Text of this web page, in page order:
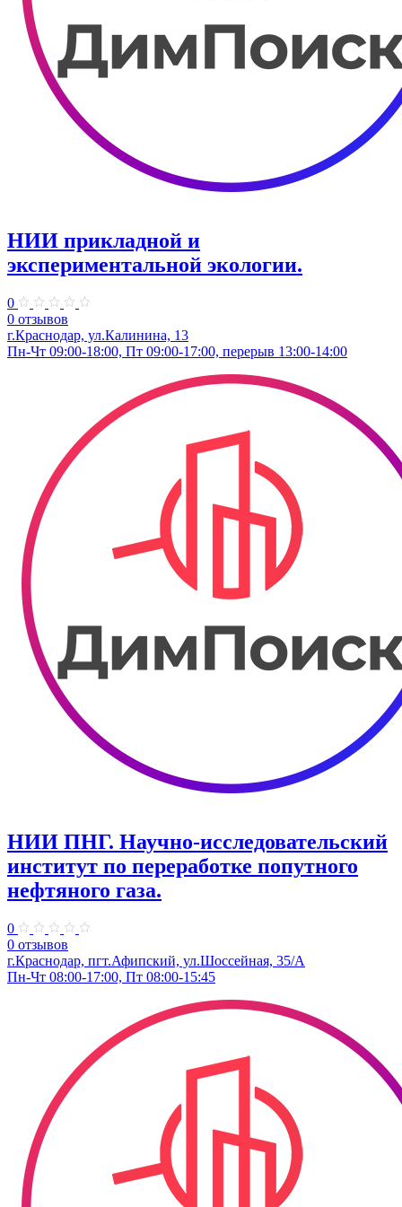
НИИ прикладной и
экспериментальной экологии.
0
0 отзывов
г.Краснодар, ул.Калинина, 13
Пн-Чт 09:00-18:00, Пт 09:00-17:00, перерыв 13:00-14:00
НИИ ПНГ. Научно-исследовательский
институт по переработке попутного
нефтяного газа.
0
0 отзывов
г.Краснодар, пгт.Афипский, ул.Шоссейная, 35/А
Пн-Чт 08:00-17:00, Пт 08:00-15:45